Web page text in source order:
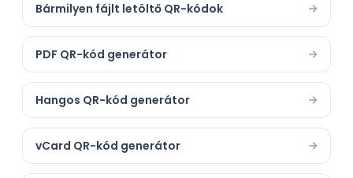
Bármilyen fájlt letöltő QR-kódok
PDF QR-kód generátor
Hangos QR-kód generátor
vCard QR-kód generátor